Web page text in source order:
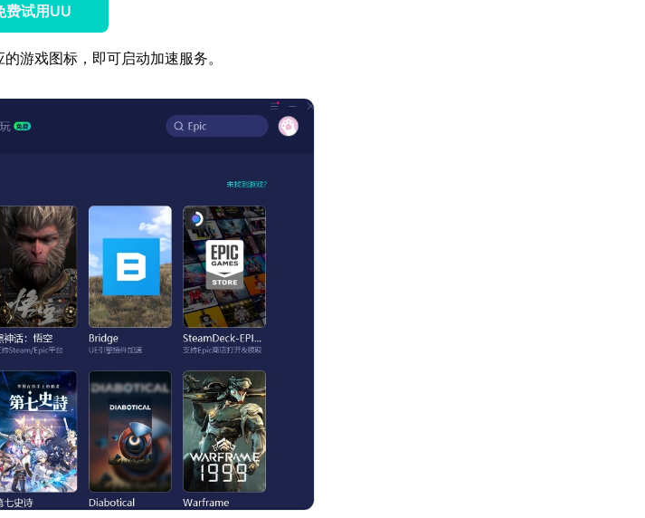
费试用UU
游戏图标，即可启动加速服务。